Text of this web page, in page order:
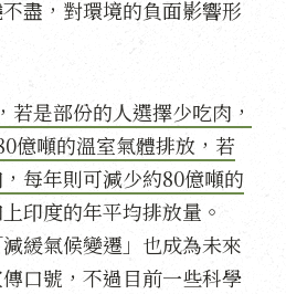
盡，對環境的負面影響形
是部份的人選擇少吃肉，
億噸的溫室氣體排放，若
每年則可減少約80億噸的
印度的年平均排放量。
減緩氣候變遷」也成為未來
口號，不過目前一些科學